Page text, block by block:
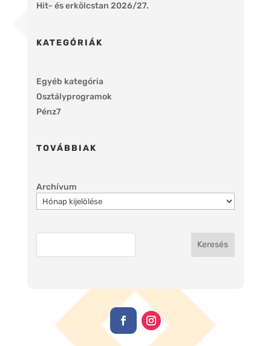
Hit- és erkölcstan 2026/27.
KATEGÓRIÁK
Egyéb kategória
Osztályprogramok
Pénz7
TOVÁBBIAK
Archívum
Keresés